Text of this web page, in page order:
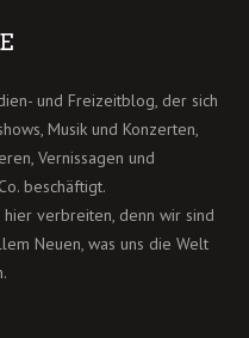
und Freizeitblog, der sich
Musik und Konzerten,
Vernissagen und
beschäftigt.
verbreiten, denn wir sind
Neuen, was uns die Welt